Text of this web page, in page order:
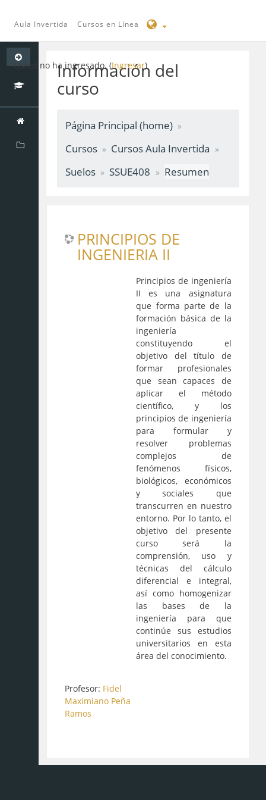
Saltar
contenido
principal
Aula Invertida Cursos en Línea
Usted no ha ingresado. (Ingresar)
Información del
curso
Página Principal (home)
Cursos
Cursos Aula Invertida
Suelos
SSUE408 Resumen
PRINCIPIOS DE
INGENIERIA II
Principios de ingeniería
II es una asignatura
que forma parte de la
formación básica de la
ingeniería
constituyendo el
objetivo del título de
formar profesionales
que sean capaces de
aplicar el método
científico, y los
principios de ingeniería
para formular y
resolver problemas
complejos de
fenómenos físicos,
biológicos, económicos
y sociales que
transcurren en nuestro
entorno. Por lo tanto, el
objetivo del presente
curso será la
comprensión, uso y
técnicas del cálculo
diferencial e integral,
así como homogenizar
las bases de la
ingeniería para que
continúe sus estudios
universitarios en esta
área del conocimiento.
Profesor: Fidel
Maximiano Peña
Ramos